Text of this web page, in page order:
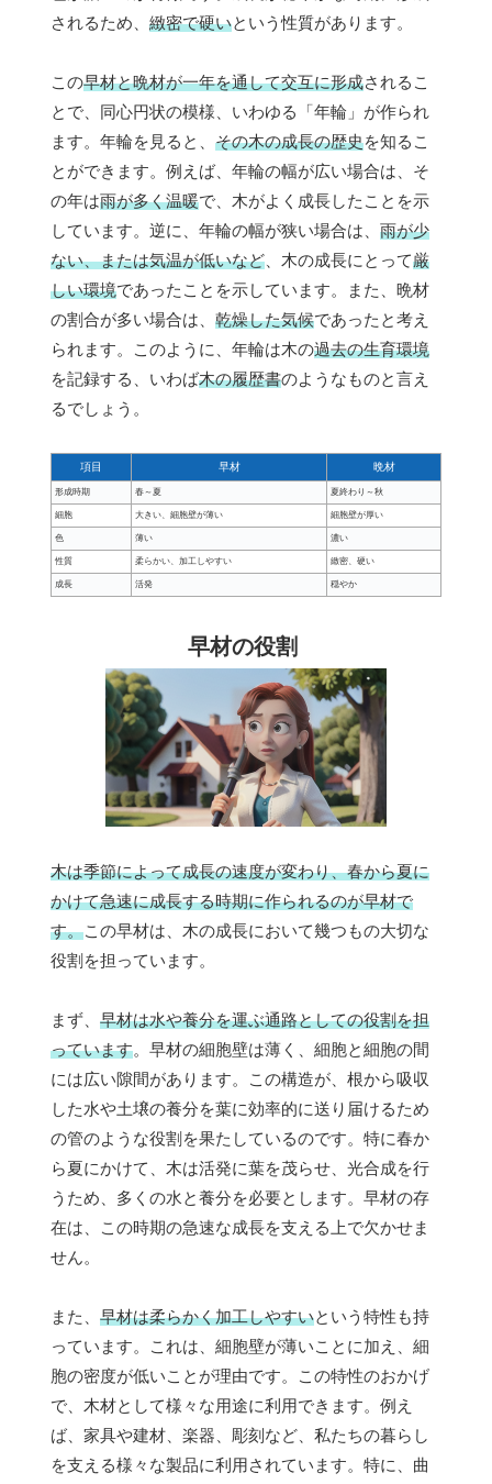
されるため、 緻密で硬いという性質があります。
この早材と晩材が一年を通して交互に形成されるこ
とで、同心円状の模様、いわゆる「年輪」が作られ
ます。年輪を見ると、 その木の成長の歴史を知るこ
とができます。例えば、年輪の幅が広い場合は、そ
の年は雨が多く温暖で、木がよく成長したことを示
しています。逆に、年輪の幅が狭い場合は、 雨が少
ない、または気温が低いなど 、木の成長にとって厳
しい環境であったことを示しています。また、晩材
の割合が多い場合は、 乾燥した気候であったと考え
られます。このように、年輪は木の過去の生育環境
を記録する、いわば木の履歴書のようなものと言え
るでしょう。
項目 早材 晩材
形成時期 春～夏 夏終わり～秋
細胞 大きい、細胞壁が薄い 細胞壁が厚い
色 薄い 濃い
性質 柔らかい、加工しやすい 緻密、硬い
成長 活発 穏やか
早材の役割
木は季節によって成長の速度が変わり、春から夏に
かけて急速に成長する時期に作られるのが早材で
す。この早材は、木の成長において幾つもの大切な
役割を担っています。
まず、 早材は水や養分を運ぶ通路としての役割を担
っています。早材の細胞壁は薄く、細胞と細胞の間
には広い隙間があります。この構造が、根から吸収
した水や土壌の養分を葉に効率的に送り届けるため
の管のような役割を果たしているのです。特に春か
ら夏にかけて、木は活発に葉を茂らせ、光合成を行
うため、多くの水と養分を必要とします。早材の存
在は、この時期の急速な成長を支える上で欠かせま
せん。
また、 早材は柔らかく加工しやすいという特性も持
っています。これは、細胞壁が薄いことに加え、細
胞の密度が低いことが理由です。この特性のおかげ
で、木材として様々な用途に利用できます。例え
ば、家具や建材、楽器、彫刻など、私たちの暮らし
を支える様々な製品に利用されています。特に、曲